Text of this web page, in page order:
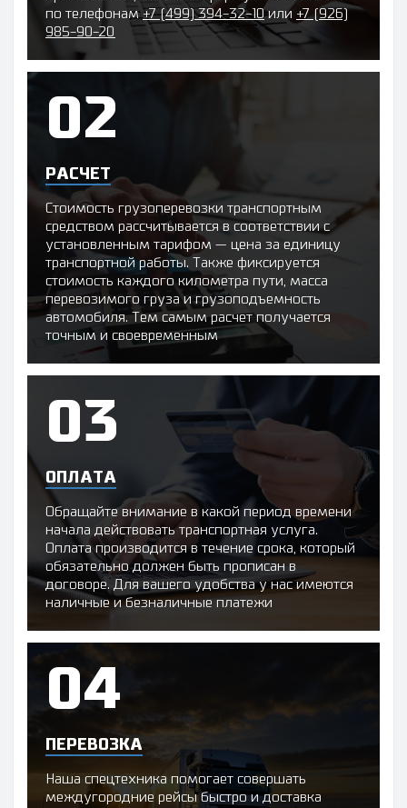
по телефонам+7 (499) 394-32-10или +7 (926)
985-90-20
РАСЧЕТ
Стоимость грузоперевозки транспортным
средством рассчитывается в соответствии с
установленным тарифом — цена за единицу
транспортной работы. Также фиксируется
стоимость каждого километра пути, масса
перевозимого груза и грузоподъемность
автомобиля. Тем самым расчет получается
точным и своевременным
ОПЛАТА
Обращайте внимание в какой период времени
начала действовать транспортная услуга.
Оплата производится в течение срока, который
обязательно должен быть прописан в
договоре. Для вашего удобства у нас имеются
наличные и безналичные платежи
ПЕРЕВОЗКА
Наша спецтехника помогает совершать
междугородние рейсы быстро и доставка